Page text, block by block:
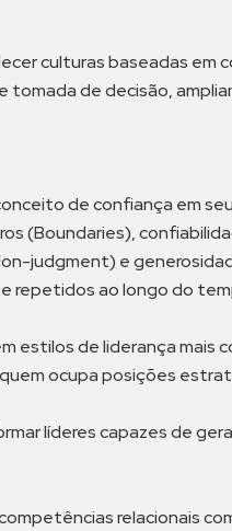
culturas baseadas em
tomada de decisão,
de confiança em
(Boundaries),
judgment) e
repetidos ao longo do
estilos de liderança mais
ocupa posições
líderes capazes de
relacionais